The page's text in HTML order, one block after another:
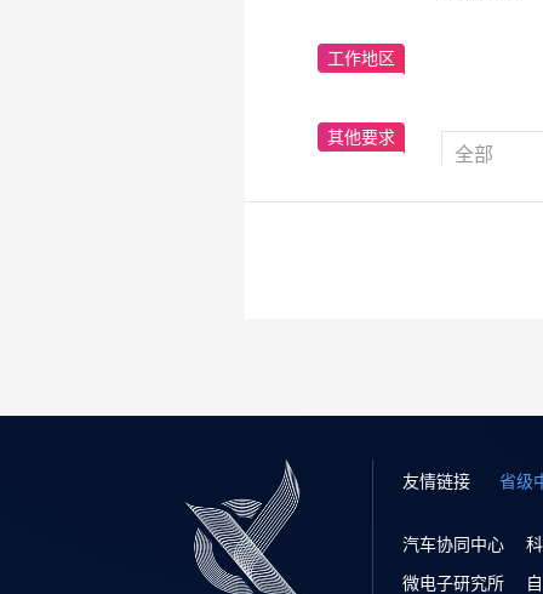
工作地区
其他要求
友情链接 省级
汽车协同中心
微电子研究所